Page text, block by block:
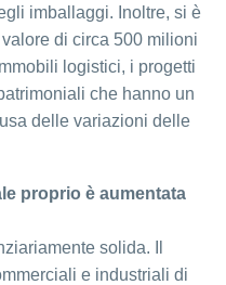
imballaggi. Inoltre, si è
di circa 500 milioni
logistici, i progetti
che hanno un
delle variazioni delle
proprio è aumentata
solida. Il
e industriali di